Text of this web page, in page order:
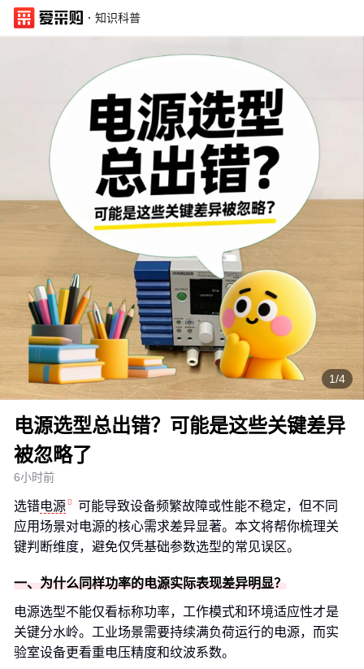
· 知识科普
1/4
电源选型总出错？可能是这些关键差异
被忽略了
6小时前
选错电源
可能导致设备频繁故障或性能不稳定，但不同
应用场景对电源的核心需求差异显著。本文将帮你梳理关
键判断维度，避免仅凭基础参数选型的常见误区。
一、为什么同样功率的电源实际表现差异明显？
电源选型不能仅看标称功率，工作模式和环境适应性才是
关键分水岭。工业场景需要持续满负荷运行的电源，而实
验室设备更看重电压精度和纹波系数。